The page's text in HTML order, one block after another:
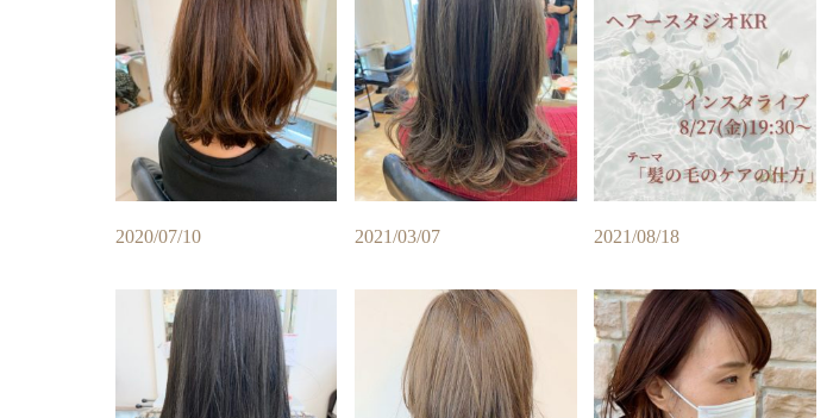
2020/07/10 2021/03/07 2021/08/18